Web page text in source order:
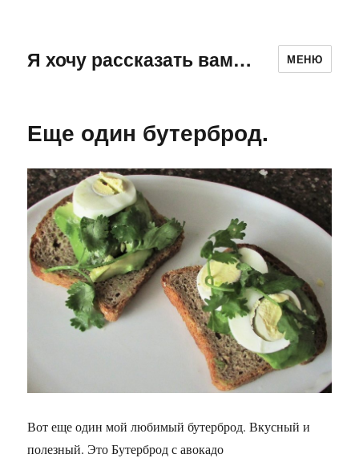
Я хочу рассказать вам… МЕНЮ
Еще один бутерброд.
Вот еще один мой любимый бутерброд. Вкусный и
полезный. Это Бутерброд с авокадо